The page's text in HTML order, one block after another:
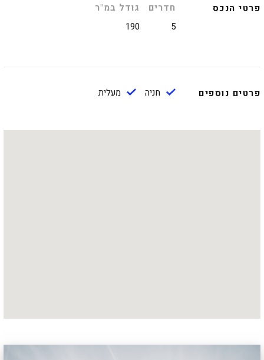
פרטי הנכס
חדרים
5
גודל במ"ר
190
פרטים נוספים חניה מעלית